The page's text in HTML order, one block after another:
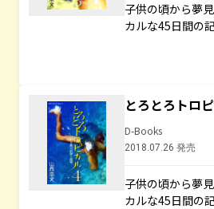
子供の頃から夢
カルな45日間の
とろとろトロ
D-Books
2018.07.26 発売
子供の頃から夢
カルな45日間の